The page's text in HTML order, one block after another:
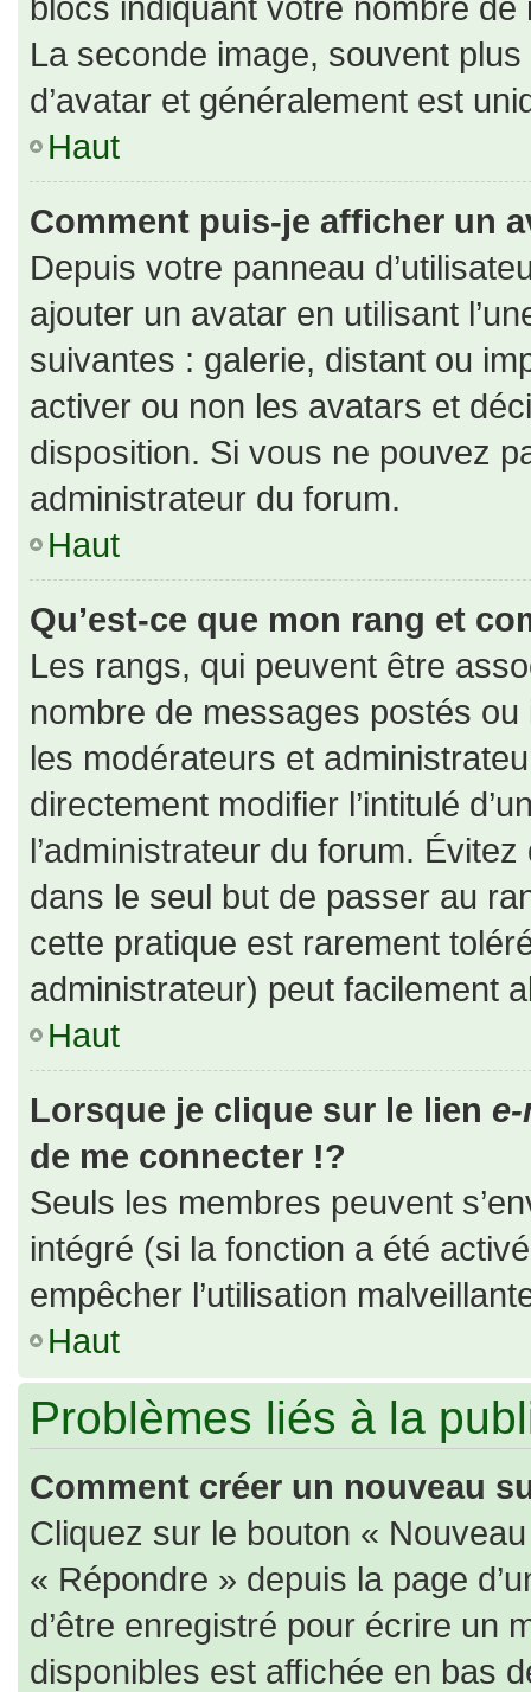
La seconde image, souvent
d’avatar et généralement est
Haut
Comment puis-je afficher un
Depuis votre panneau
ajouter un avatar en utilisant
suivantes : galerie, distant ou
activer ou non les avatars et
disposition. Si vous ne pouvez
administrateur du forum.
Haut
Qu’est-ce que mon rang et
Les rangs, qui peuvent être
nombre de messages postés
les modérateurs et
directement modifier l’intitulé
l’administrateur du forum.
dans le seul but de passer au
cette pratique est rarement
administrateur) peut facilement
Haut
Lorsque je clique sur le lien
de me connecter !?
Seuls les membres peuvent
intégré (si la fonction a été
empêcher l’utilisation
Haut
Problèmes liés à la
Comment créer un nouveau
Cliquez sur le bouton «
« Répondre » depuis la page
d’être enregistré pour écrire un
disponibles est affichée en bas